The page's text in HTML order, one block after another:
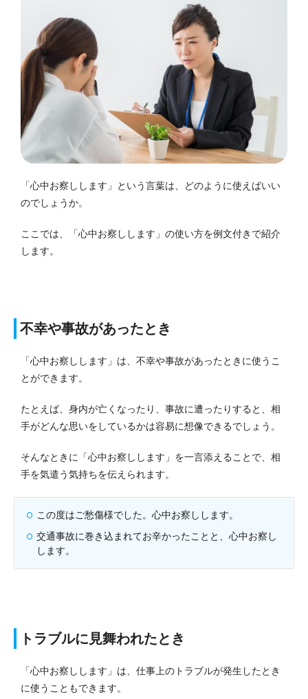
「心中お察しします」という言葉は、どのように使えばいい
のでしょうか。
ここでは、「心中お察しします」の使い方を例文付きで紹介
します。
不幸や事故があったとき
「心中お察しします」は、不幸や事故があったときに使うこ
とができます。
たとえば、身内が亡くなったり、事故に遭ったりすると、相
手がどんな思いをしているかは容易に想像できるでしょう。
そんなときに「心中お察しします」を一言添えることで、相
手を気遣う気持ちを伝えられます。
この度はご愁傷様でした。心中お察しします。
交通事故に巻き込まれてお辛かったことと、心中お察し
します。
トラブルに見舞われたとき
「心中お察しします」は、仕事上のトラブルが発生したとき
に使うこともできます。